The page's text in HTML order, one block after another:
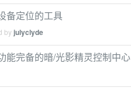
备定位的工具
by julyclyde
能完备的暗/光影精灵控制中心